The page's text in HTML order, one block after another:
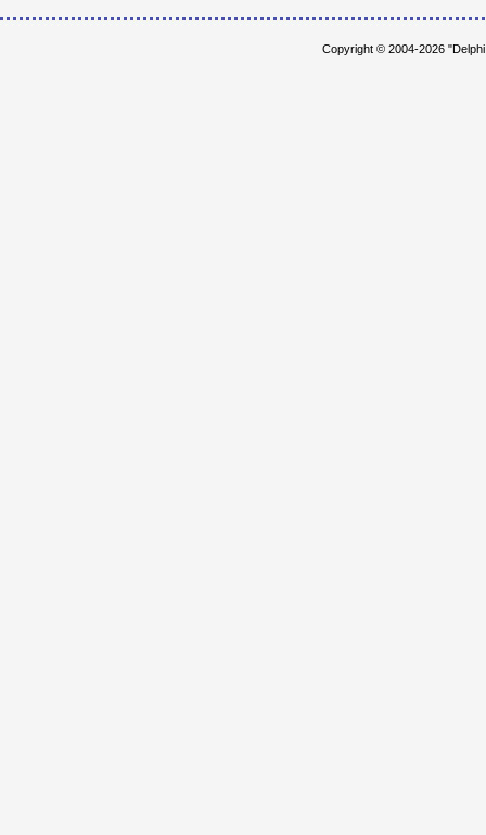
Copyright © 2004-2026